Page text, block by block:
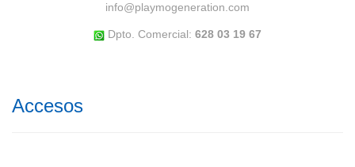
info@playmogeneration.com
Dpto. Comercial: 628 03 19 67
Accesos